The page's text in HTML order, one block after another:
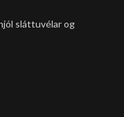
sláttuvélar og